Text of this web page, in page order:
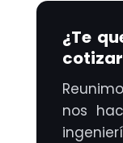
¿Te
nos